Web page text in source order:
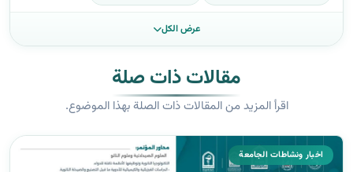
عرض الكل
مقالات ذات صلة
اقرأ المزيد من المقالات ذات الصلة بهذا الموضوع.
اخبار ونشاطات الجامعة